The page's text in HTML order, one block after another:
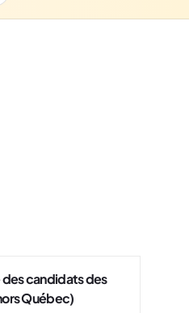
candidats des
Québec)